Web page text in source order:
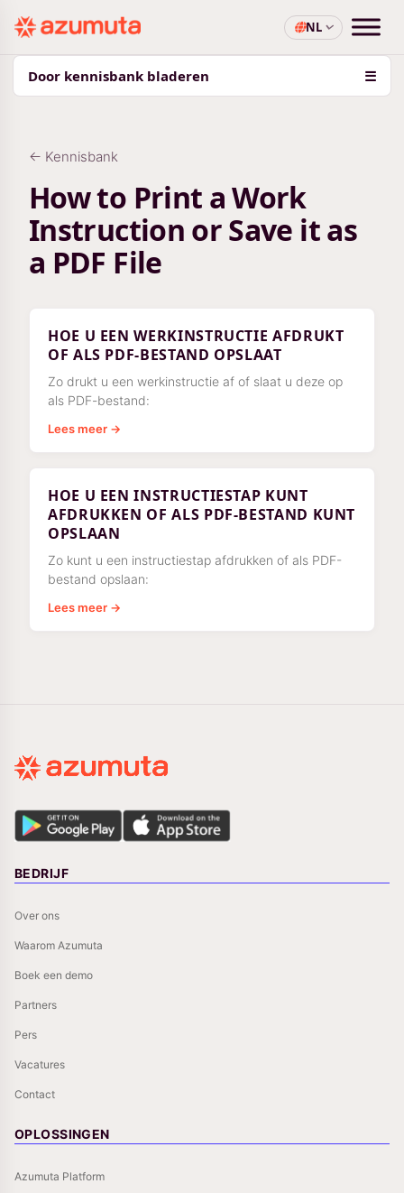
NL
Door kennisbank bladeren ☰
← Kennisbank
How to Print a Work
Instruction or Save it as
a PDF File
HOE U EEN WERKINSTRUCTIE AFDRUKT
OF ALS PDF-BESTAND OPSLAAT
Zo drukt u een werkinstructie af of slaat u deze op
als PDF-bestand:
Lees meer →
HOE U EEN INSTRUCTIESTAP KUNT
AFDRUKKEN OF ALS PDF-BESTAND KUNT
OPSLAAN
Zo kunt u een instructiestap afdrukken of als PDF-
bestand opslaan:
Lees meer →
BEDRIJF
Over ons
Waarom Azumuta
Boek een demo
Partners
Pers
Vacatures
Contact
OPLOSSINGEN
Azumuta Platform